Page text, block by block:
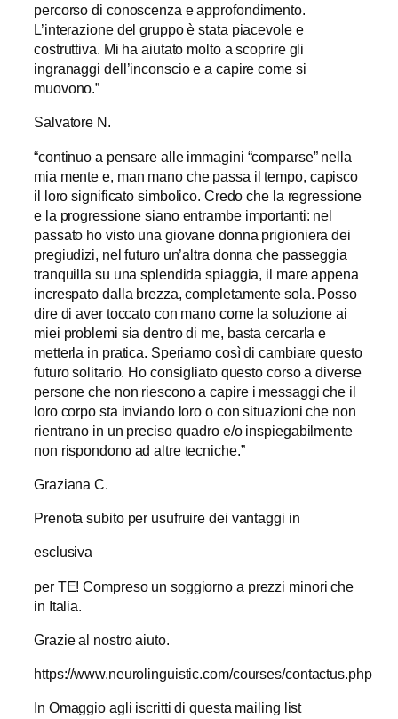
percorso di conoscenza e approfondimento.
L’interazione del gruppo è stata piacevole e
costruttiva. Mi ha aiutato molto a scoprire gli
ingranaggi dell’inconscio e a capire come si
muovono.”
Salvatore N.
“continuo a pensare alle immagini “comparse” nella
mia mente e, man mano che passa il tempo, capisco
il loro significato simbolico. Credo che la regressione
e la progressione siano entrambe importanti: nel
passato ho visto una giovane donna prigioniera dei
pregiudizi, nel futuro un’altra donna che passeggia
tranquilla su una splendida spiaggia, il mare appena
increspato dalla brezza, completamente sola. Posso
dire di aver toccato con mano come la soluzione ai
miei problemi sia dentro di me, basta cercarla e
metterla in pratica. Speriamo così di cambiare questo
futuro solitario. Ho consigliato questo corso a diverse
persone che non riescono a capire i messaggi che il
loro corpo sta inviando loro o con situazioni che non
rientrano in un preciso quadro e/o inspiegabilmente
non rispondono ad altre tecniche.”
Graziana C.
Prenota subito per usufruire dei vantaggi in
esclusiva
per TE! Compreso un soggiorno a prezzi minori che
in Italia.
Grazie al nostro aiuto.
https://www.neurolinguistic.com/courses/contactus.php
In Omaggio agli iscritti di questa mailing list